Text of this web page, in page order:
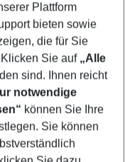
Plattform
bieten sowie
die für Sie
Sie auf „Alle
sind. Ihnen reicht
notwendige
können Sie Ihre
Sie können